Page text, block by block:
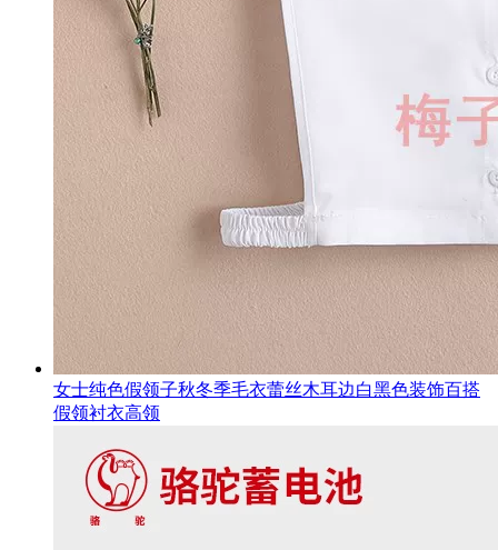
女士纯色假领子秋冬季毛衣蕾丝木耳边白黑色装饰百搭
假领衬衣高领